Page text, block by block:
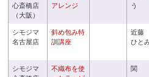
心斎橋店
（大阪）
アレンジ
う
シモジマ
名古屋店
斜め包み特
訓講座
近藤
ひと
シモジマ
不織布を使
関